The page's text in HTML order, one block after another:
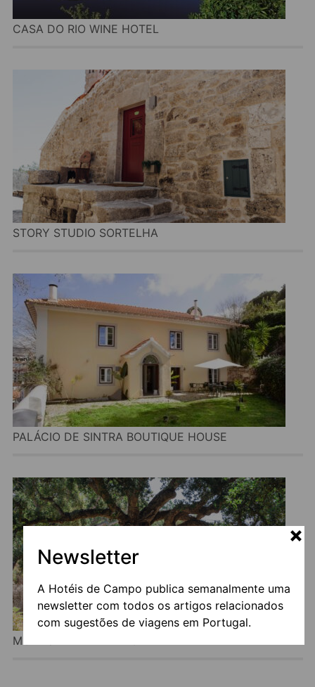
Newsletter
A Hotéis de Campo publica semanalmente uma
newsletter com todos os artigos relacionados
com sugestões de viagens em Portugal.
CASA DO RIO WINE HOTEL
STORY STUDIO SORTELHA
PALÁCIO DE SINTRA BOUTIQUE HOUSE
MONTUM FARM LIVING